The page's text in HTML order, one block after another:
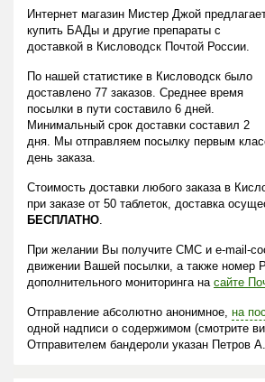
Интернет магазин Мистер Джой
купить БАДы и другие препараты с
доставкой в Кисловодск Почтой России.
По нашей статистике в Кисловодск было
доставлено 77 заказов. Среднее время
посылки в пути составило 6 дней.
Минимальный срок доставки составил 2
дня. Мы отправляем посылку первым
день заказа.
Стоимость доставки любого заказа в
при заказе от 50 таблеток, доставка
БЕСПЛАТНО.
При желании Вы получите СМС и e-mail-
движении Вашей посылки, а также номер
дополнительного мониторинга на сайте
Отправление абсолютно анонимное, на
одной надписи о содержимом (смотрите
Отправителем бандероли указан Петров